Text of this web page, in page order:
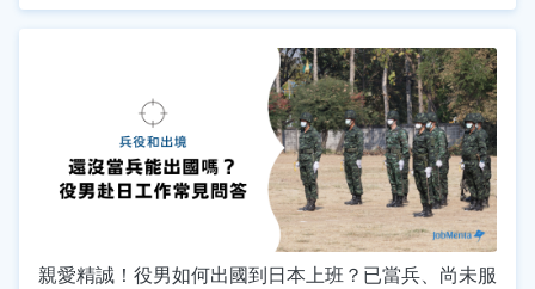
親愛精誠！役男如何出國到日本上班？已當兵、尚未服